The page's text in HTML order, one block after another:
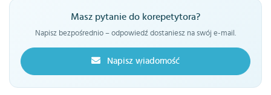
Masz pytanie do korepetytora?
Napisz bezpośrednio – odpowiedź dostaniesz na swój e-mail.
Napisz wiadomość